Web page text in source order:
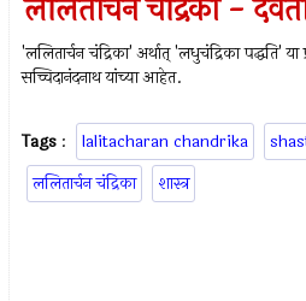
ललितार्चन चंद्रिका -
'ललितार्चन चंद्रिका' अर्थात् 'लधुचंद्रिका पद्धति' या
सच्चिदानंदनाथ यांच्या आहेत.
Tags : lalitacharan chandrika
ललितार्चन चंद्रिका
शास्त्र